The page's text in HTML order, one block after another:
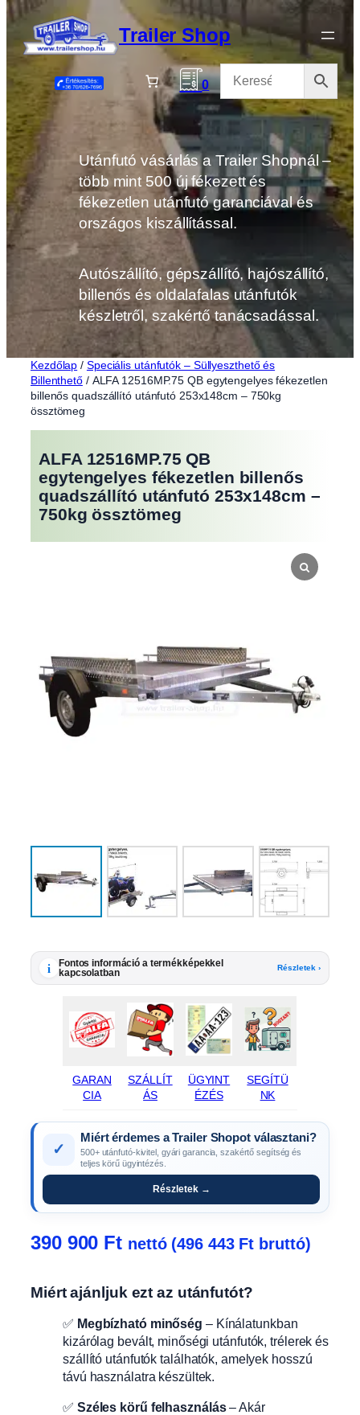
Ugrás
a
tartalomhoz
Trailer Shop
0
Utánfutó vásárlás a Trailer Shopnál –
több mint 500 új fékezett és
fékezetlen utánfutó garanciával és
országos kiszállítással.
Autószállító, gépszállító, hajószállító,
billenős és oldalafalas utánfutók
készletről, szakértő tanácsadással.
Kezdőlap / Speciális utánfutók – Süllyeszthető és
Billenthető/ ALFA 12516MP.75 QB egytengelyes fékezetlen
billenős quadszállító utánfutó 253x148cm – 750kg
össztömeg
ALFA 12516MP.75 QB
egytengelyes fékezetlen billenős
quadszállító utánfutó 253x148cm –
750kg össztömeg
i
Fontos információ a termékképekkel
kapcsolatban
Részletek ›
GARAN
CIA
SZÁLLÍT
ÁS
ÜGYINT
ÉZÉS
SEGÍTÜ
NK
✓
Miért érdemes a Trailer Shopot választani?
500+ utánfutó-kivitel, gyári garancia, szakértő segítség és
teljes körű ügyintézés.
Részletek →
390 900 Ft nettó (496 443 Ft bruttó)
Miért ajánljuk ezt az utánfutót?
✅ Megbízható minőség – Kínálatunkban
kizárólag bevált, minőségi utánfutók, trélerek és
szállító utánfutók találhatók, amelyek hosszú
távú használatra készültek.
✅ Széles körű felhasználás– Akár